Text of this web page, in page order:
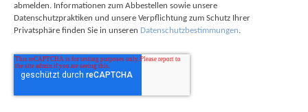
abmelden. Informationen zum Abbestellen sowie unsere
Datenschutzpraktiken und unsere Verpflichtung zum Schutz Ihrer
Privatsphäre finden Sie in unseren Datenschutzbestimmungen.